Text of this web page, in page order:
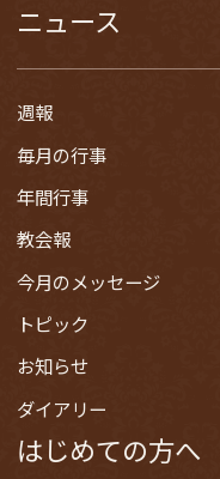
ニュース
週報
毎月の行事
年間行事
教会報
今月のメッセージ
トピック
お知らせ
ダイアリー
はじめての方へ